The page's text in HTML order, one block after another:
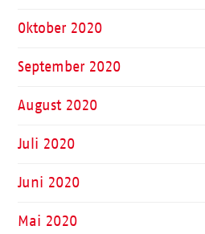
Oktober 2020
September 2020
August 2020
Juli 2020
Juni 2020
Mai 2020